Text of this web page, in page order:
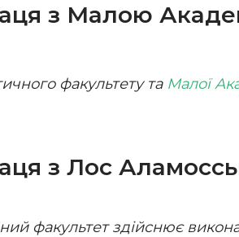
з Малою
факультету та Малої
з Лос
факультет здійснює